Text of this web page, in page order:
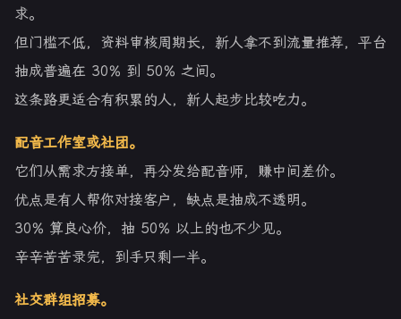
求。
但门槛不低，资料审核周期长，新人拿不到流量推荐，平台
抽成普遍在 30% 到 50% 之间。
这条路更适合有积累的人，新人起步比较吃力。
配音工作室或社团。
它们从需求方接单，再分发给配音师，赚中间差价。
优点是有人帮你对接客户，缺点是抽成不透明。
30% 算良心价，抽 50% 以上的也不少见。
辛辛苦苦录完，到手只剩一半。
社交群组招募。